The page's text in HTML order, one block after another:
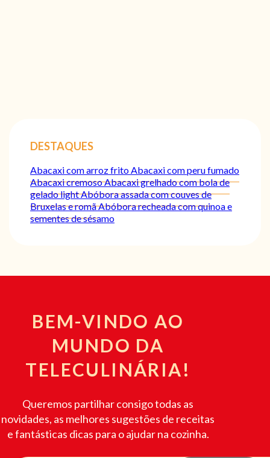
DESTAQUES
Abacaxi com arroz fritoAbacaxi com peru fumado
Abacaxi cremosoAbacaxi grelhado com bola de
gelado lightAbóbora assada com couves de
Bruxelas e romãAbóbora recheada com quinoa e
sementes de sésamo
BEM-VINDO AO
MUNDO DA
TELECULINÁRIA!
Queremos partilhar consigo todas as
novidades, as melhores sugestões de receitas
e fantásticas dicas para o ajudar na cozinha.